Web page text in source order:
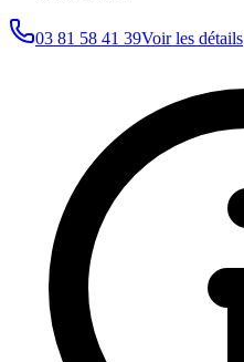
03 81 58 41 39Voir les détails